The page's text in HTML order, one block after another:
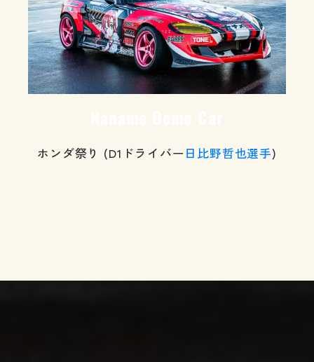
ホンダ祭り (D1ドライバー 日比野哲也選手)